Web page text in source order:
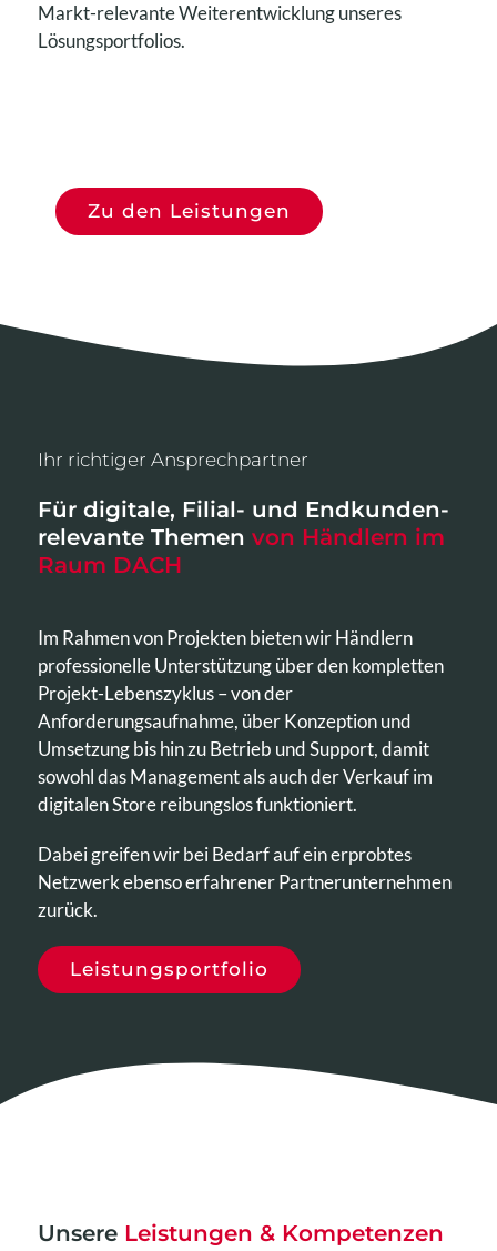
Markt-relevante Weiterentwicklung unseres
Lösungsportfolios.
Zu den Leistungen
Ihr richtiger Ansprechpartner
Für digitale, Filial- und Endkunden-
relevante Themen von Händlern im
Raum DACH
Im Rahmen von Projekten bieten wir Händlern
professionelle Unterstützung über den kompletten
Projekt-Lebenszyklus – von der
Anforderungsaufnahme, über Konzeption und
Umsetzung bis hin zu Betrieb und Support, damit
sowohl das Management als auch der Verkauf im
digitalen Store reibungslos funktioniert.
Dabei greifen wir bei Bedarf auf ein erprobtes
Netzwerk ebenso erfahrener Partnerunternehmen
zurück.
Leistungsportfolio
Unsere Leistungen & Kompetenzen